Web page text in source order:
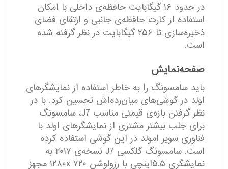
در حدود ۱۶ گیگابایت حافظه‌ی داخلی با امکان
استفاده از کارت حافظه‌ی جانبی و ارتقای فضای
ذخیره‌سازی تا ۲۵۶ گیگابایت در نظر گرفته‌ شده
است.
صفحه‌نمایش
باید سامسونگ را به خاطر استفاده از نمایشگر‌های
اولد در گوشی‌های میان‌رده‌اش تحسین کرد. با در
نظر گرفتن ‌بازه‌ی قیمتی مناسب J7، سامسونگ
برای جلب بیشتر مشتری از نمایشگر‌های اولد با
فناوری سوپر امولد در این گوشی استفاده کرده
است. سامسونگ گلکسی J7 نسخه‌ی ۲۰۱۷ به
نمایشگری ۵.۵اینچی با رزولوشن ۱۲۸۰x ۷۲۰ مجهز